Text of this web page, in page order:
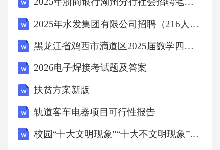
Recordswrittenoutbyrequiresum_
Sortedsummaryofdatapasserrors1.2.4.产生表格如
据(如改变小数点位置,用特殊字符代替0值),则只
须运行第一步编辑(compilation)和输出表格这一
步:quantum–o[program_file]产生文件有:out3
2025年水发集团有限公司招聘（216人）笔试历年备考题库附带答案详解
黑龙江省鸡西市滴道区2025届数学四年级第二学期期末试题含答案
2026电子焊接考试题及答案
扶贫方案新版
轨道客车电器项目可行性报告
校园“十大文明现象”“十大不文明现象”策划书